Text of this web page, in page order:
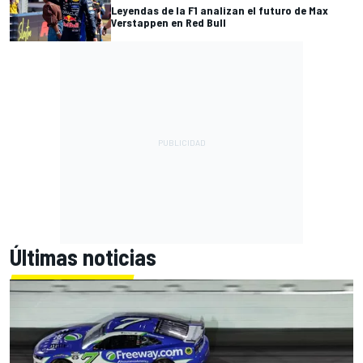
Leyendas de la F1 analizan el futuro de Max
Verstappen en Red Bull
Últimas noticias